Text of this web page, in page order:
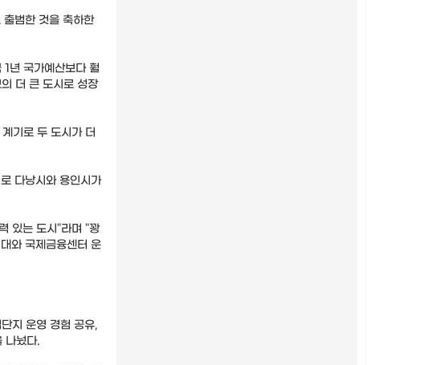
범한 것을 축하한
년 국가예산보다 훨
더 큰 도시로 성장
기로 두 도시가 더
다낭시와 용인시가
있는 도시"라며 "꽝
와 국제금융센터 운
지 운영 경험 공유,
나눴다.